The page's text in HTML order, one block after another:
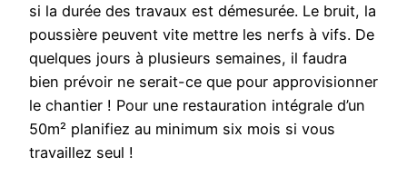
si la durée des travaux est démesurée. Le bruit, la
poussière peuvent vite mettre les nerfs à vifs. De
quelques jours à plusieurs semaines, il faudra
bien prévoir ne serait-ce que pour approvisionner
le chantier ! Pour une restauration intégrale d’un
50m² planifiez au minimum six mois si vous
travaillez seul !